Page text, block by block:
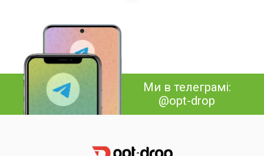
Ми в телеграмі:
@opt-drop